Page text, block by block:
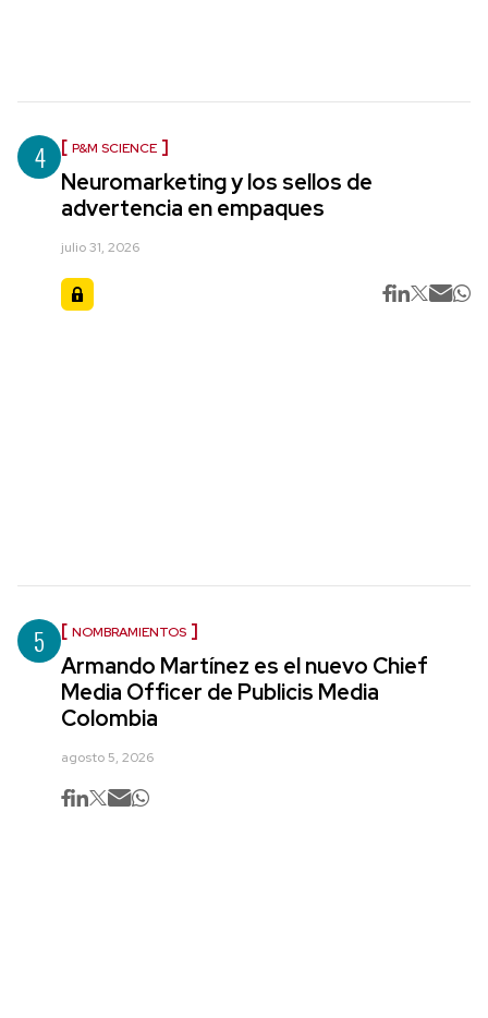
4 P&M SCIENCE
Neuromarketing y los sellos de
advertencia en empaques
julio 31, 2026
5 NOMBRAMIENTOS
Armando Martínez es el nuevo Chief
Media Officer de Publicis Media
Colombia
agosto 5, 2026